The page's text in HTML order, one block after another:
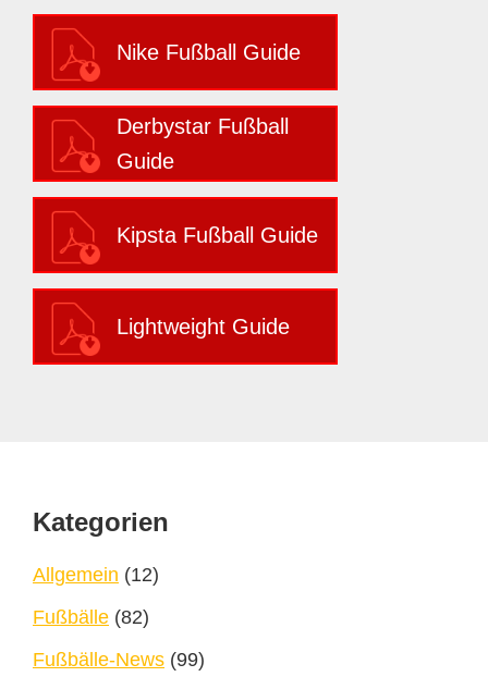
Nike Fußball Guide
Derbystar Fußball
Guide
Kipsta Fußball Guide
Lightweight Guide
Footer
Kategorien
Allgemein (12)
Fußbälle (82)
Fußbälle-News (99)